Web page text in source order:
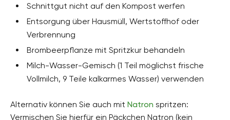
Schnittgut nicht auf den Kompost werfen
Entsorgung über Hausmüll, Wertstoffhof oder
Verbrennung
Brombeerpflanze mit Spritzkur behandeln
Milch-Wasser-Gemisch (1 Teil möglichst frische
Vollmilch, 9 Teile kalkarmes Wasser) verwenden
Alternativ können Sie auch mit Natron spritzen:
Vermischen Sie hierfür ein Päckchen Natron (kein